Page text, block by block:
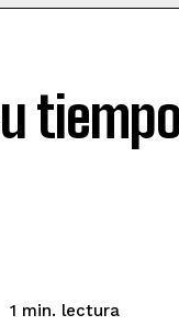
1 min. lectura